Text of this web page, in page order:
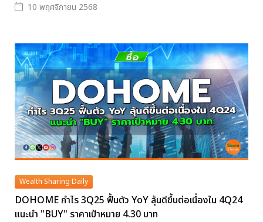
10 พฤศจิกายน 2568
Wealth Sharing Daily
DOHOME กำไร 3Q25 ฟื้นตัว YoY ลุ้นดีขึ้นต่อเนื่องใน 4Q24
แนะนำ "BUY" ราคาเป้าหมาย 4.30 บาท